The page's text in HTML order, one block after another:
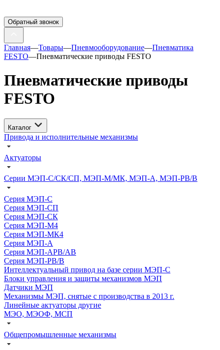
Обратный звонок
Главная—Товары—Пневмооборудование—Пневматика
FESTO—Пневматические приводы FESTO
Пневматические приводы
FESTO
Каталог
Привода и исполнительные механизмы
Актуаторы
Серии МЭП-С/СК/СП, МЭП-М/МК, МЭП-А, МЭП-РВ/В
Серия МЭП-С
Серия МЭП-СП
Серия МЭП-СК
Серия МЭП-М4
Серия МЭП-МК4
Серия МЭП-А
Серия МЭП-АРВ/АВ
Серия МЭП-РВ/В
Интеллектуальный привод на базе серии МЭП-С
Блоки управления и защиты механизмов МЭП
Датчики МЭП
Механизмы МЭП, снятые с производства в 2013 г.
Линейные актуаторы другие
МЭО, МЭОФ, МСП
Общепромышленные механизмы